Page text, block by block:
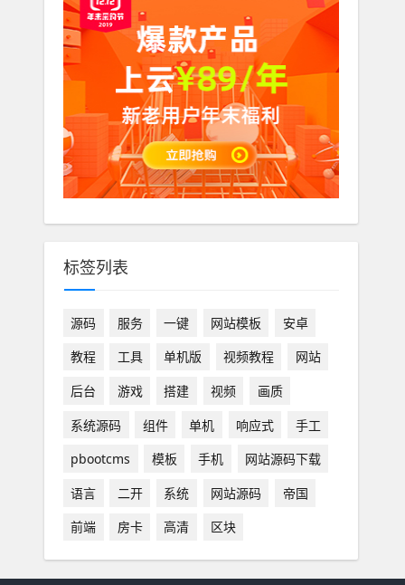
标签列表
源码 服务 一键 网站模板
安卓
教程
工具 单机版 视频教程
网站
后台
游戏 搭建 视频
画质
系统源码
组件 单机 响应式
手工
pbootcms
模板 手机
网站源码下载
语言
二开 系统 网站源码
帝国
前端
房卡 高清 区块